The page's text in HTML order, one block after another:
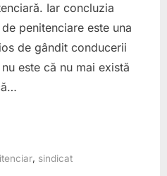
Iar concluzia
penitenciare este una
de gândit conducerii
este că nu mai există
, sindicat